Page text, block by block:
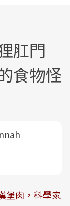
肛門
食物怪
堡肉，科學家